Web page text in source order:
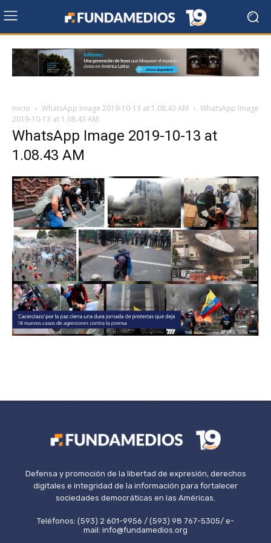
Inicio WhatsApp Image 2019-10-13 at 1.08.43 AM
WhatsApp Image
2019-10-13 at 1.08.43 AM
WhatsApp Image 2019-10-13 at
1.08.43 AM
Defensa y promoción de la libertad de expresión, derechos
digitales e integridad de la información para fortalecer
sociedades democráticas en las Américas.
Teléfonos: (593) 2 601-9956 / (593) 98 767-5305/ e-
mail: info@fundamedios.org